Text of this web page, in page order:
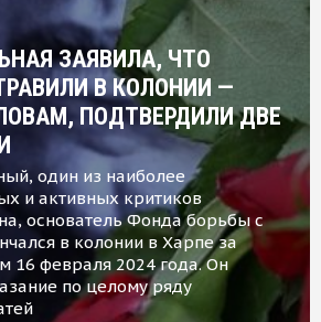
ЗАЯВИЛА, ЧТО
В КОЛОНИИ —
ПОДТВЕРДИЛИ ДВЕ
один из наиболее
и активных критиков
основатель Фонда борьбы с
в колонии в Харпе за
16 февраля 2024 года. Он
по целому ряду